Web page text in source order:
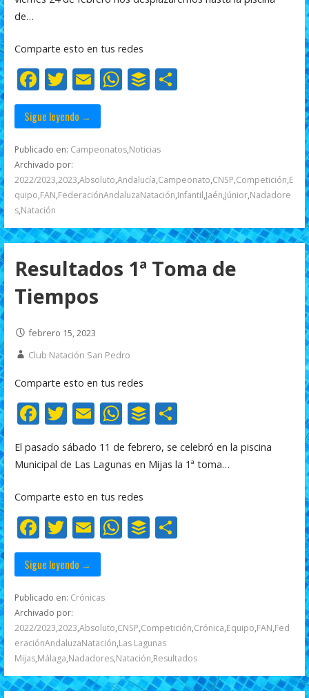
o
k
p
p
er
r
de…
Comparte esto en tus redes
F
ac
e
b
o
o
k
T
w
itt
er
E
m
ai
l
W
s
p
B
er
C
ti
Sigue leyendo →
Publicado en: Campeonatos,Noticias
Archivado por:
2022/2023,2023,Absoluto,Andalucía,Campeonato,CNSP,Competición,E
quipo,FAN,FederaciónAndaluzaNatación,Infantil,Jaén,Júnior,Nadadore
s,Natación
Resultados 1ª Toma de
Tiempos
febrero 15, 2023
Club Natación San Pedro
Comparte esto en tus redes
F
ac
e
b
o
o
k
T
w
itt
E
ai
W
h
at
A
p
p
B
f
er
C
m
ti
r
El pasado sábado 11 de febrero, se celebró en la piscina
Municipal de Las Lagunas en Mijas la 1ª toma…
Comparte esto en tus redes
F
ac
e
b
o
o
k
T
w
itt
er
E
m
ai
l
W
p
p
B C
ti
r
Sigue leyendo →
Publicado en: Crónicas
Archivado por:
2022/2023,2023,Absoluto,CNSP,Competición,Crónica,Equipo,FAN,Fed
eraciónAndaluzaNatación,Las Lagunas
Mijas,Málaga,Nadadores,Natación,Resultados